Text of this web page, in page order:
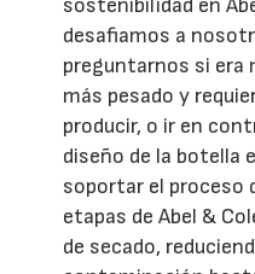
sostenibilidad en
desafiamos a
preguntarnos si era
más pesado y
producir, o ir en
diseño de la botella
soportar el proceso
etapas de Abel &
de secado,